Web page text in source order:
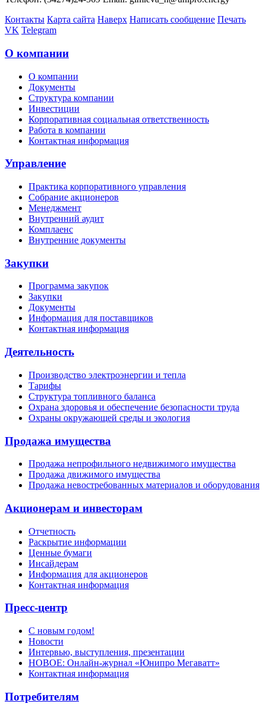
Контакты Карта сайта Наверх Написать сообщение Печать
VK Telegram
О компании
О компании
Документы
Структура компании
Инвестиции
Корпоративная социальная ответственность
Работа в компании
Контактная информация
Управление
Практика корпоративного управления
Собрание акционеров
Менеджмент
Внутренний аудит
Комплаенс
Внутренние документы
Закупки
Программа закупок
Закупки
Документы
Информация для поставщиков
Контактная информация
Деятельность
Производство электроэнергии и тепла
Тарифы
Структура топливного баланса
Охрана здоровья и обеспечение безопасности труда
Охраны окружающей среды и экология
Продажа имущества
Продажа непрофильного недвижимого имущества
Продажа движимого имущества
Продажа невостребованных материалов и оборудования
Акционерам и инвесторам
Отчетность
Раскрытие информации
Ценные бумаги
Инсайдерам
Информация для акционеров
Контактная информация
Пресс-центр
С новым годом!
Новости
Интервью, выступления, презентации
НОВОЕ: Онлайн-журнал «Юнипро Мегаватт»
Контактная информация
Потребителям